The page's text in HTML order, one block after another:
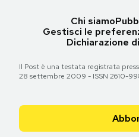
Chi siamo
Gestisci le
Dichiarazione
Il Post è una testata registrata
28 settembre 2009 - ISSN 2610-